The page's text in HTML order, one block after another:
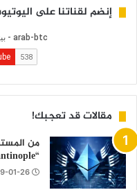
إنضم لقناتنا على
مقالات قد تعجبك!
من
“Constantinople” وانقسام الايثيريوم المقبل؟
01-26